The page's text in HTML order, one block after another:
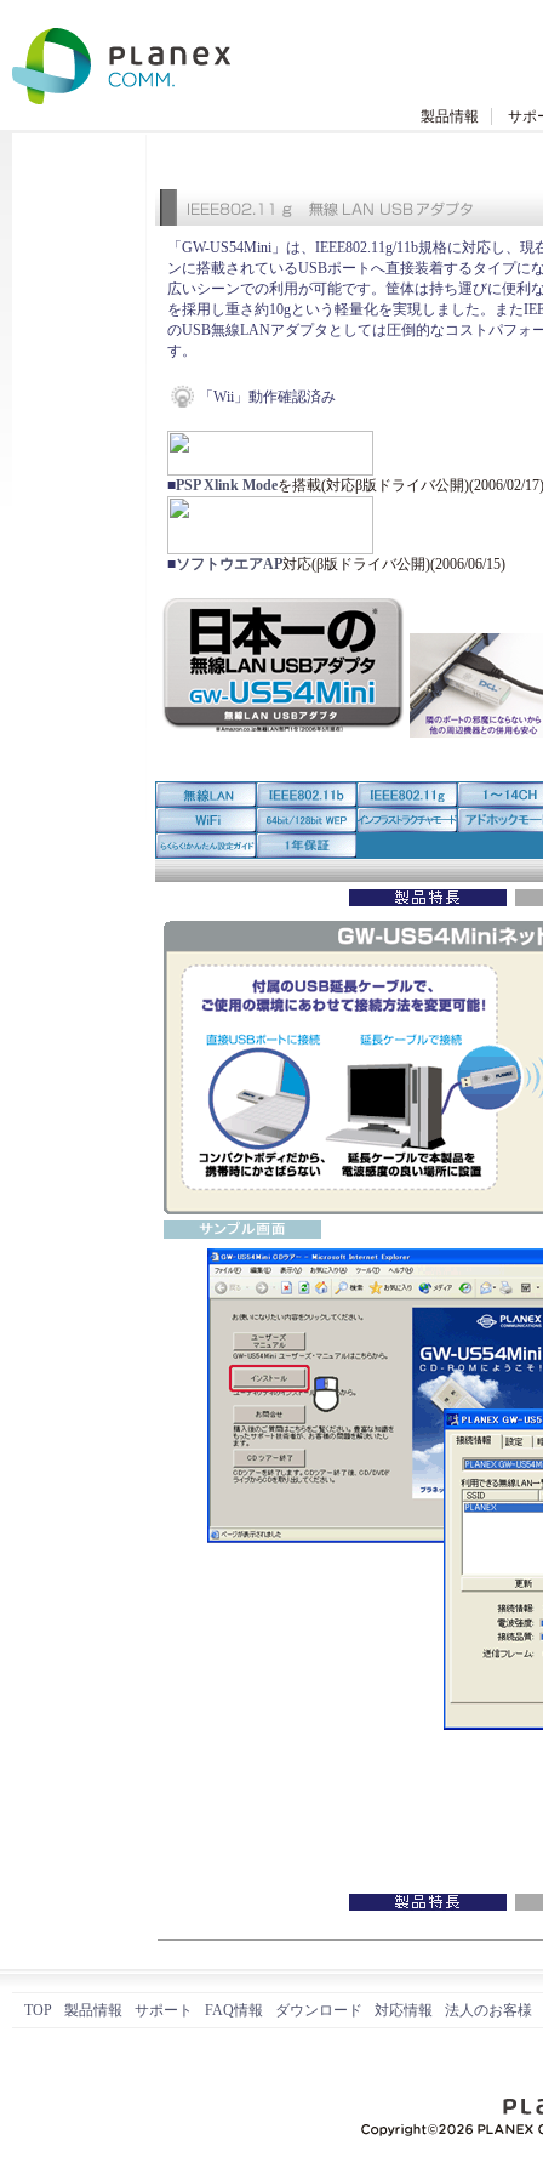
製品情報 サポ
「GW-US54Mini」は、IEEE802.11g/11b規格に対応し、
ンに搭載されているUSBポートへ直接装着するタイプに
広いシーンでの利用が可能です。筐体は持ち運びに便利
を採用し重さ約10gという軽量化を実現しました。また
のUSB無線LANアダプタとしては圧倒的なコストパフォ
す。
「Wii」動作確認済み
■PSP Xlink Modeを搭載(対応β版ドライバ公開)(2006/02/17)
■ソフトウエアAP対応(β版ドライバ公開)(2006/06/15)
TOP 製品情報 サポート FAQ情報 ダウンロード 対応情報 法人のお客様